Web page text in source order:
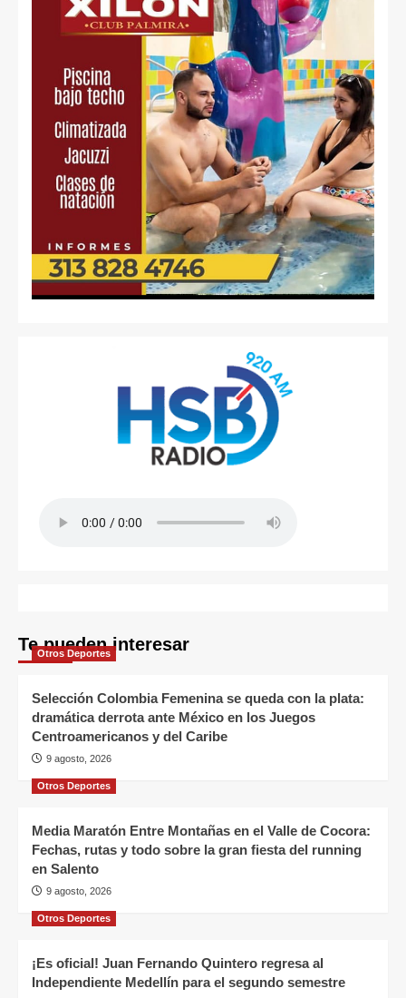
Te pueden interesar
Otros Deportes
Selección Colombia Femenina se queda con la plata:
dramática derrota ante México en los Juegos
Centroamericanos y del Caribe
9 agosto, 2026
Otros Deportes
Media Maratón Entre Montañas en el Valle de Cocora:
Fechas, rutas y todo sobre la gran fiesta del running
en Salento
9 agosto, 2026
Otros Deportes
¡Es oficial! Juan Fernando Quintero regresa al
Independiente Medellín para el segundo semestre